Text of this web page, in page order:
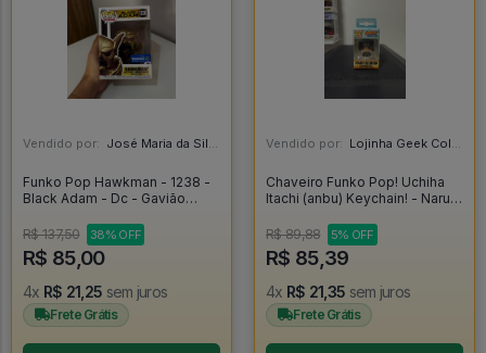
Vendido por: José Maria da Silva Junior - AL
Funko Pop Hawkman - 1238 -
Black Adam - Dc - Gavião
#1238
R$ 137,50 38% OFF
R$ 85,00
4x R$ 21,25 sem juros
Frete Grátis
Vendido por: Lojinha Geek Colecionáveis - DF
Chaveiro Funko Pop! Uchiha
Itachi (anbu) Keychain! - Naruto
R$ 89,88
5% OFF
R$ 85,39
4x R$ 21,35 sem juros
Frete Grátis